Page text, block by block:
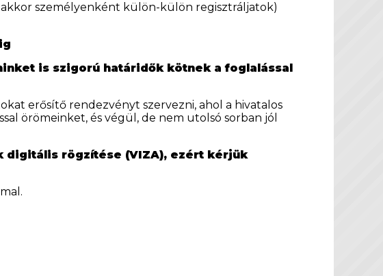
személyenként külön-külön regisztráljatok)
is szigorú határidők kötnek a foglalással
erősítő rendezvényt szervezni, ahol a hivatalos
örömeinket, és végül, de nem utolsó sorban jól
digitális rögzítése (VIZA), ezért kérjük